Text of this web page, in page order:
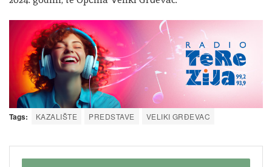
Tags: KAZALIŠTE PREDSTAVE VELIKI GRĐEVAC